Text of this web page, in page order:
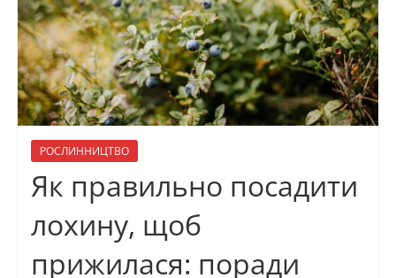
РОСЛИННИЦТВО
Як правильно посадити
лохину, щоб
прижилася: поради